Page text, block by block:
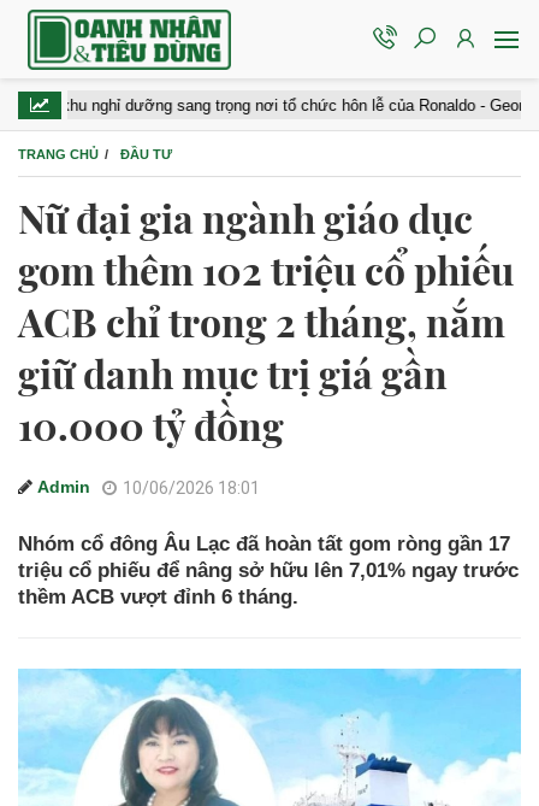
nghỉ dưỡng sang trọng nơi tổ chức hôn lễ của Ronaldo - Georgina: Giá
TRANG CHỦ ĐẦU TƯ
Nữ đại gia ngành giáo dục
gom thêm 102 triệu cổ phiếu
ACB chỉ trong 2 tháng, nắm
giữ danh mục trị giá gần
10.000 tỷ đồng
Admin 10/06/2026 18:01
Nhóm cổ đông Âu Lạc đã hoàn tất gom ròng gần 17
triệu cổ phiếu để nâng sở hữu lên 7,01% ngay trước
thềm ACB vượt đỉnh 6 tháng.